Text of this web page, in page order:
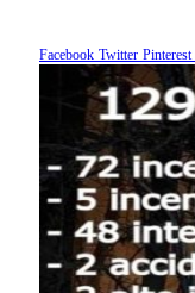
Facebook Twitter Pinterest